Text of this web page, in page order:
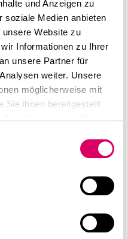
und Anzeigen zu
soziale Medien anbieten
Website zu
Informationen zu Ihrer
unsere Partner für
weiter. Unsere
möglicherweise mit
Sie ihnen bereitgestellt
in theGerman
dedication and team
multi-cultural and
multi-faceted
on responsibility and